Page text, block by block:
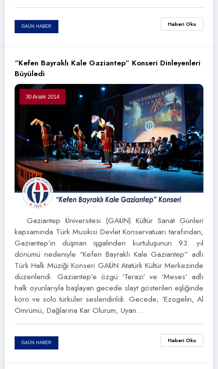
GAÜN HABER Haberi Oku
“Kefen Bayraklı Kale Gaziantep” Konseri Dinleyenleri
Büyüledi
30 Aralık 2014
Gaziantep Üniversitesi (GAÜN) Kültür Sanat Günleri
kapsamında Türk Musikisi Devlet Konservatuarı tarafından,
Gaziantep’in düşman işgalinden kurtuluşunun 93. yıl
dönümü nedeniyle “Kefen Bayraklı Kale Gaziantep” adlı
Türk Halk Müziği Konseri GAÜN Atatürk Kültür Merkezinde
düzenlendi. Gaziantep’e özgü ‘Terazi’ ve ‘Meses’ adlı
halk oyunlarıyla başlayan gecede slayt gösterileri eşliğinde
koro ve solo türküler seslendirildi. Gecede; ‘Ezogelin, Al
Ömrümü, Dağlarına Kar Olurum, Uyan…
GAÜN HABER Haberi Oku